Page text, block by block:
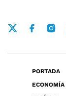
PORTADA
ECONOMÍA